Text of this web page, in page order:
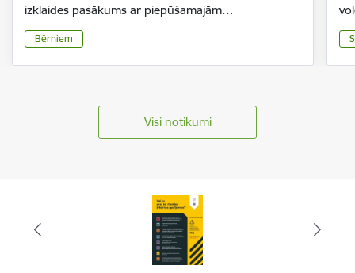
izklaides pasākums ar piepūšamajām…
Bērniem
Visi notikumi